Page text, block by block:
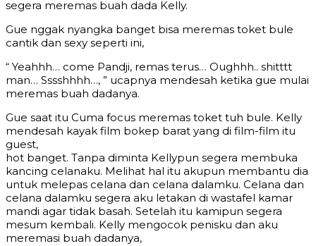
segera meremas buah dada Kelly.
Gue nggak nyangka banget bisa meremas toket bule
cantik dan sexy seperti ini,
“ Yeahhh… come Pandji, remas terus… Oughhh.. shitttt
man… Sssshhhh…, ” ucapnya mendesah ketika gue mulai
meremas buah dadanya.
Gue saat itu Cuma focus meremas toket tuh bule. Kelly
mendesah kayak film bokep barat yang di film-film itu
guest,
hot banget. Tanpa diminta Kellypun segera membuka
kancing celanaku. Melihat hal itu akupun membantu dia
untuk melepas celana dan celana dalamku. Celana dan
celana dalamku segera aku letakan di wastafel kamar
mandi agar tidak basah. Setelah itu kamipun segera
mesum kembali. Kelly mengocok penisku dan aku
meremasi buah dadanya,